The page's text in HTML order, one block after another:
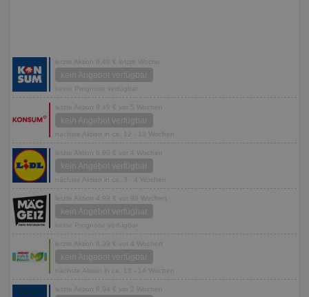
letzte Aktion 6,49 € letzte Woche
kein Angebot verfügbar
keine Prognose verfügbar
letzte Aktion 8,49 € vor 5 Wochen
kein Angebot verfügbar
nächste Aktion in ca. 12 - 13 Wochen
letzte Aktion 6,99 € vor 4 Wochen
kein Angebot verfügbar
nächste Aktion in ca. 3 - 4 Wochen
letzte Aktion 4,99 € vor 98 Wochen
kein Angebot verfügbar
keine Prognose verfügbar
letzte Aktion 6,99 € vor 4 Wochen
kein Angebot verfügbar
nächste Aktion in ca. 13 - 14 Wochen
letzte Aktion 6,94 € vor 2 Wochen